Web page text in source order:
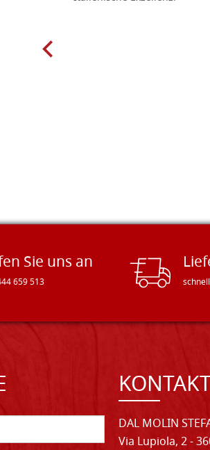
Sie uns an
659 513
DAL MOLIN
Via Lupiola, 2 -